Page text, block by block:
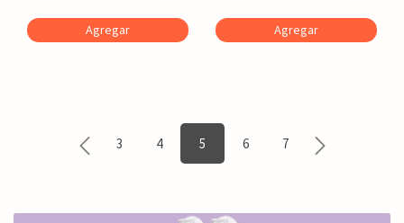
Agregar Agregar
3 4 5 6 7